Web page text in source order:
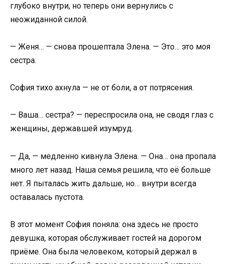
глубоко внутри, но теперь они вернулись с
неожиданной силой.
— Женя… — снова прошептала Элена. — Это… это моя
сестра.
София тихо ахнула — не от боли, а от потрясения.
— Ваша… сестра? — переспросила она, не сводя глаз с
женщины, державшей изумруд.
— Да, — медленно кивнула Элена. — Она… она пропала
много лет назад. Наша семья решила, что её больше
нет. Я пыталась жить дальше, но… внутри всегда
оставалась пустота.
В этот момент София поняла: она здесь не просто
девушка, которая обслуживает гостей на дорогом
приёме. Она была человеком, который держал в